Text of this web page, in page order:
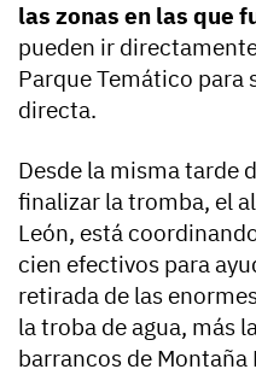
las zonas en las que
pueden ir
Parque Temático para
directa.
Desde la misma tarde
finalizar la tromba, el
León, está
cien efectivos para
retirada de las
la troba de agua, más
barrancos de Montaña